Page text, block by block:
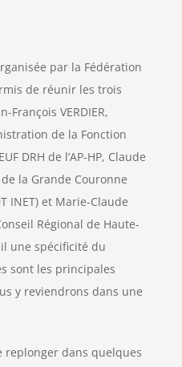
par la Fédération
de réunir les trois
François VERDIER,
de la Fonction
DRH de l’AP-HP, Claude
de la Grande Couronne
INET) et Marie-Claude
Régional de Haute-
une spécificité du
sont les principales
y reviendrons dans une
replonger dans quelques